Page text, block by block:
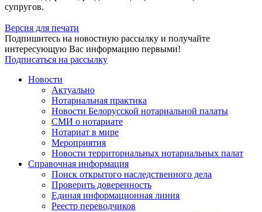
супругов.
Версия для печати
Подпишитесь на новостную рассылку и получайте
интересующую Вас информацию первыми!
Подписаться на рассылку
Новости
Актуально
Нотариальная практика
Новости Белорусской нотариальной палаты
СМИ о нотариате
Нотариат в мире
Мероприятия
Новости территориальных нотариальных палат
Справочная информация
Поиск открытого наследственного дела
Проверить доверенность
Единая информационная линия
Реестр переводчиков